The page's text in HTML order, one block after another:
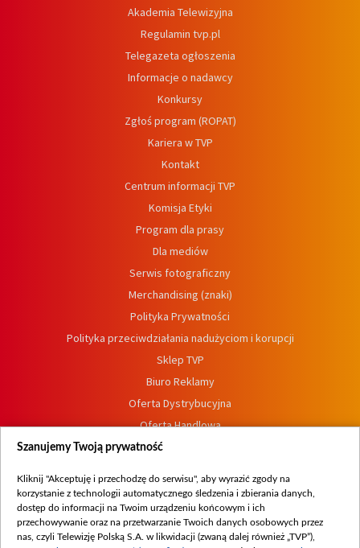
Akademia Telewizyjna
Regulamin tvp.pl
Telegazeta ogłoszenia
Informacje o nadawcy
Konkursy
Zgłoś program (ROPAT)
Kariera w TVP
Kontakt
Centrum informacji TVP
Komisja Etyki
Program dla prasy
Dla mediów
Serwis fotograficzny
Merchandising (znaki)
Polityka Prywatności
Polityka przeciwdziałania nadużyciom i korupcji
Sklep TVP
Biuro Reklamy
Oferta Dystrybucyjna
Oferta Handlowa
Dostępność
Procedura zgłoszeń wewnętrznych
Szanujemy Twoją prywatność
Kliknij "Akceptuję i przechodzę do serwisu", aby wyrazić zgody na
korzystanie z technologii automatycznego śledzenia i zbierania danych,
dostęp do informacji na Twoim urządzeniu końcowym i ich
przechowywanie oraz na przetwarzanie Twoich danych osobowych przez
nas, czyli Telewizję Polską S.A. w likwidacji (zwaną dalej również „TVP”),